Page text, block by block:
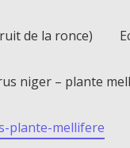
de la ronce)
niger – plante
plante-mellifere